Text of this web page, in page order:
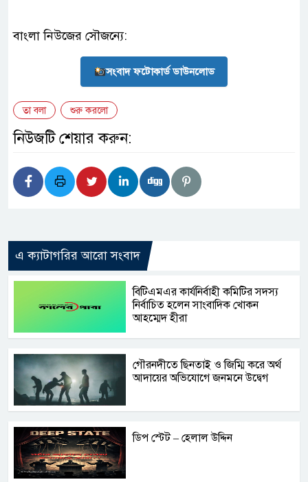
বাংলা নিউজের সৌজন্যে:
সংবাদ ফটোকার্ড ডাউনলোড
তা বলা শুরু করলো
নিউজটি শেয়ার করুন:
এ ক্যাটাগরির আরো সংবাদ
বিটিএমএর কার্যনির্বাহী কমিটির সদস্য
নির্বাচিত হলেন সাংবাদিক খোকন
আহম্মেদ হীরা
গৌরনদীতে ছিনতাই ও জিম্মি করে অর্থ
আদায়ের অভিযোগে জনমনে উদ্বেগ
‌ডিপ স্টেট – হেলাল উদ্দিন